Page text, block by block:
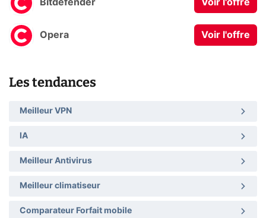
Bitdefender Voir l'offre
Opera Voir l'offre
Les tendances
Meilleur VPN
IA
Meilleur Antivirus
Meilleur climatiseur
Comparateur Forfait mobile